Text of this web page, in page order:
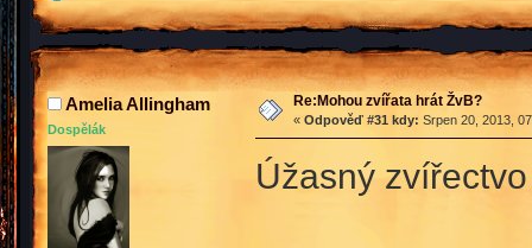
Amelia Allingham
Dospělák
Re:Mohou zvířata hrát ŽvB?
« Odpověď #31 kdy: Srpen 20, 2013,
Úžasný